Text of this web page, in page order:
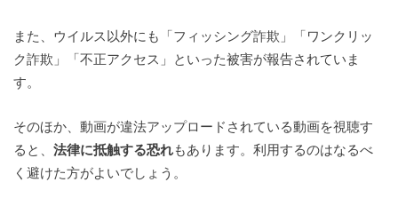
また、ウイルス以外にも「フィッシング詐欺」「ワンクリッ
ク詐欺」「不正アクセス」といった被害が報告されていま
す。
そのほか、動画が違法アップロードされている動画を視聴す
ると、 法律に抵触する恐れもあります。利用するのはなるべ
く避けた方がよいでしょう。